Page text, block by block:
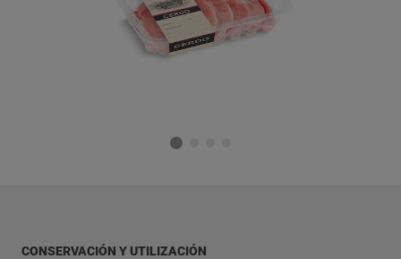
CONSERVACIÓN Y UTILIZACIÓN